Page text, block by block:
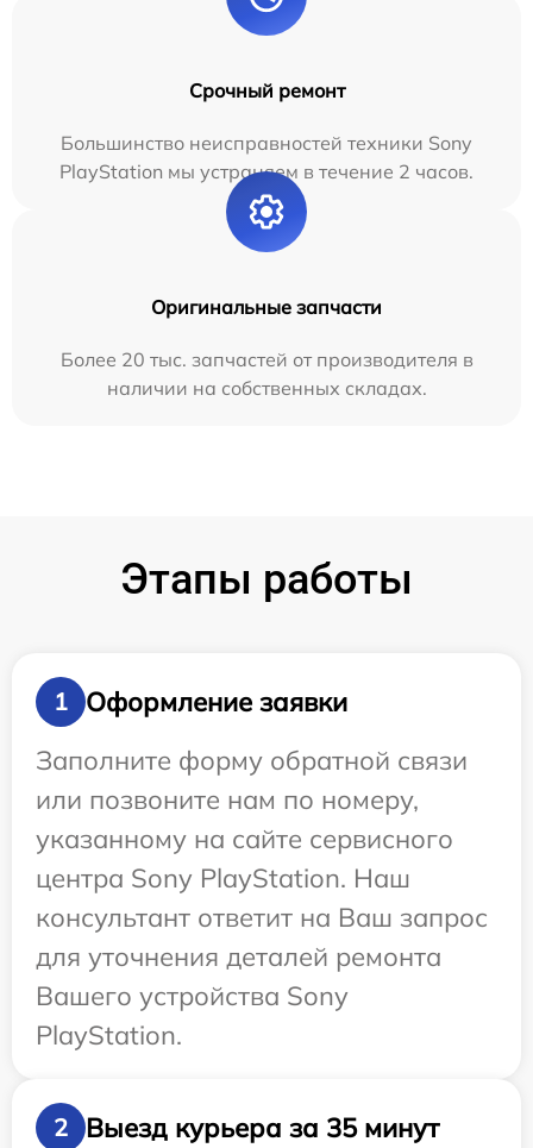
Срочный ремонт
Большинство неисправностей техники Sony
PlayStation мы устраняем в течение 2 часов.
Оригинальные запчасти
Более 20 тыс. запчастей от производителя в
наличии на собственных складах.
Этапы работы
1
Оформление заявки
Заполните форму обратной связи
или позвоните нам по номеру,
указанному на сайте сервисного
центра Sony PlayStation. Наш
консультант ответит на Ваш запрос
для уточнения деталей ремонта
Вашего устройства Sony
PlayStation.
2 Выезд курьера за 35 минут